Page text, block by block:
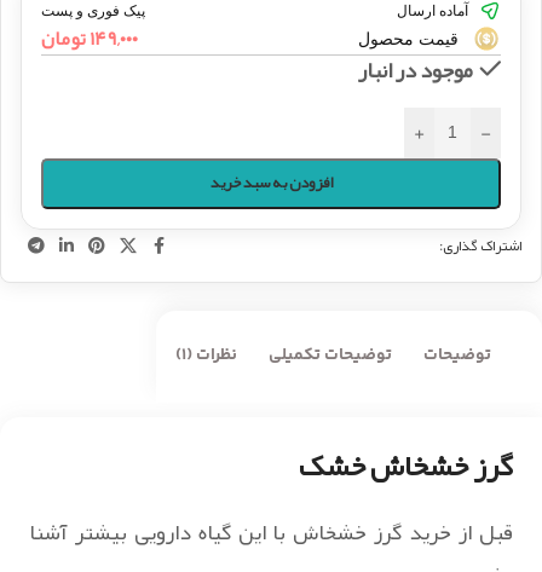
آماده ارسال پیک فوری و پست
قیمت محصول ۱۴۹,۰۰۰تومان
موجود در انبار
-
+
افزودن به سبد خرید
اشتراک گذاری:
توضیحات توضیحات تکمیلی نظرات (1)
گرز خشخاش خشک
قبل از خرید گرز خشخاش با این گیاه دارویی بیشتر آشنا